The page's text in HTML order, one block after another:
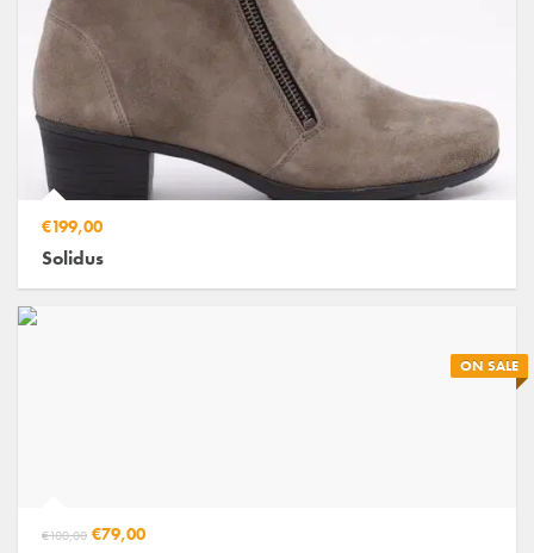
€199,00
Solidus
ON SALE
€100,00 €79,00